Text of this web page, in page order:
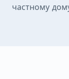
частному